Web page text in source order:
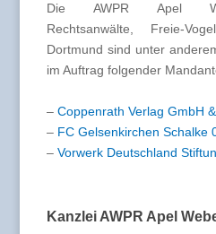
Die AWPR Apel
Rechtsanwälte, Freie-
Dortmund sind unter
im Auftrag folgender
– Coppenrath Verlag GmbH
– FC Gelsenkirchen Schalke
– Vorwerk Deutschland
Kanzlei AWPR Apel